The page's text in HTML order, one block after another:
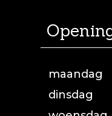
maandag
dinsdag